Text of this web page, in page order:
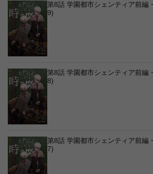
第8話 学園都市シェンティア前編
9)
第8話 学園都市シェンティア前編
8)
第8話 学園都市シェンティア前編
7)